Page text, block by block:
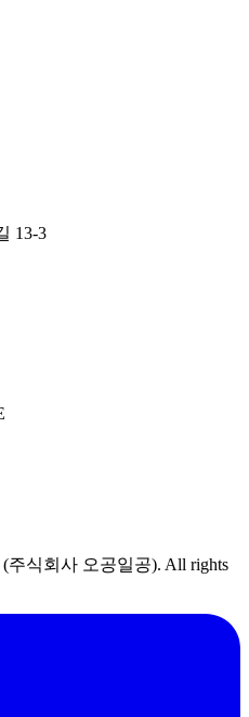
13-3
(주식회사 오공일공). All rights